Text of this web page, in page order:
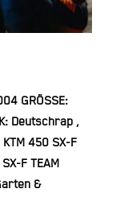
GRÖSSE:
Deutschrap ,
KTM 450 SX-F
F TEAM
&